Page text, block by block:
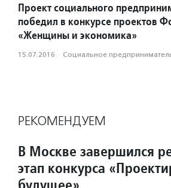
Проект социального
победил в конкурсе проектов
«Женщины и экономика»
15.07.2016 · Социальное
РЕКОМЕНДУЕМ
В Москве завершился
этап конкурса